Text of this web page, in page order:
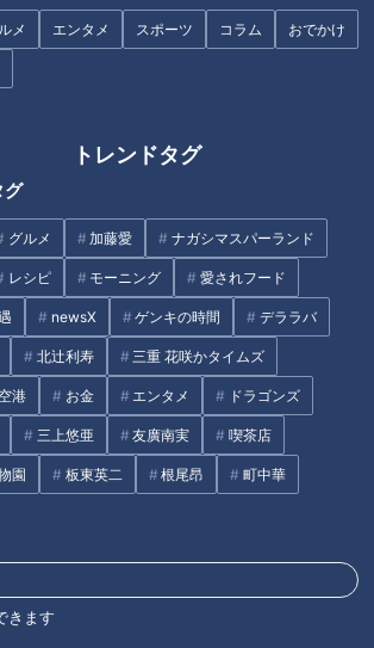
メ エンタメ スポーツ コラム おでかけ
トレンドタグ
グ
グルメ 加藤愛 ナガシマスパーランド
レシピ モーニング 愛されフード
newsX ゲンキの時間 デララバ
北辻利寿 三重 花咲かタイムズ
港 お金 エンタメ ドラゴンズ
三上悠亜 友廣南実 喫茶店
園 板東英二 根尾昂 町中華
きます
の間で話題 店主「人とつながる
ンジ。若者
い」を求め
日大盛況！
メラが密着
直径6cm以上の超特大肉団子！
常連客に愛される町中華のルー
ツはフレンチ！？